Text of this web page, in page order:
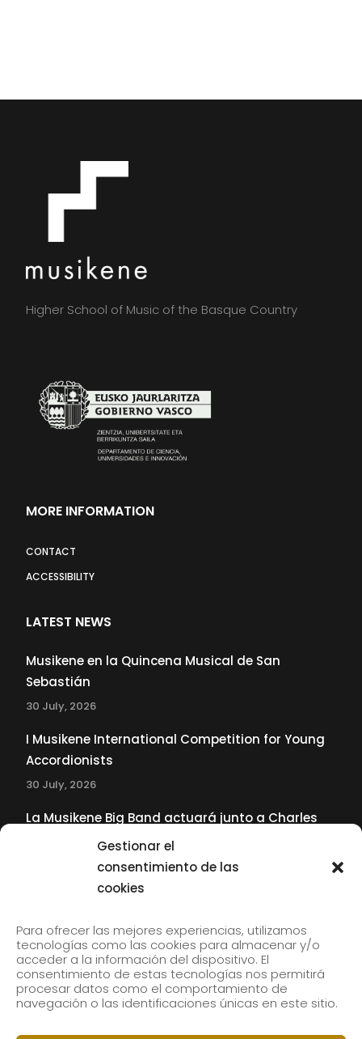
Gestionar el
consentimiento de las
cookies
Para ofrecer las mejores experiencias, utilizamos
tecnologías como las cookies para almacenar y/o
acceder a la información del dispositivo. El
consentimiento de estas tecnologías nos permitirá
procesar datos como el comportamiento de
navegación o las identificaciones únicas en este sitio.
Higher School of Music of the Basque Country
MORE INFORMATION
CONTACT
ACCESSIBILITY
LATEST NEWS
Musikene en la Quincena Musical de San
Sebastián
30 July, 2026
I Musikene International Competition for Young
Accordionists
30 July, 2026
La Musikene Big Band actuará junto a Charles
Tolliver en el 61 Jazzaldia
Subscribe to our newsletter to receive our news by
email.